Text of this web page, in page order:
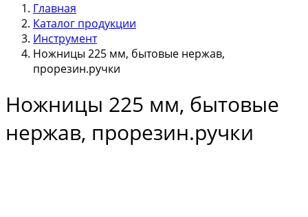
Главная
Каталог продукции
Инструмент
Ножницы 225 мм, бытовые нержав,
прорезин.ручки
Ножницы 225 мм, бытовые
нержав, прорезин.ручки